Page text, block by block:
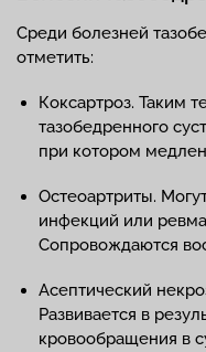
Среди болезней
отметить:
Коксартроз. Таким
тазобедренного
при котором
Остеоартриты.
инфекций или
Сопровождаются
Асептический
Развивается в
кровообращения в